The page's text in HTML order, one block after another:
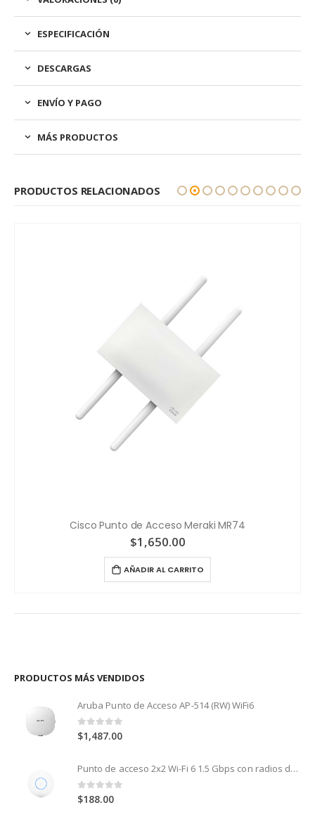
ESPECIFICACIÓN
DESCARGAS
ENVÍO Y PAGO
MÁS PRODUCTOS
PRODUCTOS RELACIONADOS
Cisco Punto de Acceso Meraki MR74
$1,650.00
AÑADIR AL CARRITO
PRODUCTOS MÁS VENDIDOS
Aruba Punto de Acceso AP-514 (RW) WiFi6
0out of 5
$1,487.00
Punto de acceso 2x2 Wi-Fi 6 1.5 Gbps con radios de 5 GHz (MU-MIMO y OFDMA) y 2.4 GHz (MIMO)
0 out of 5
$188.00